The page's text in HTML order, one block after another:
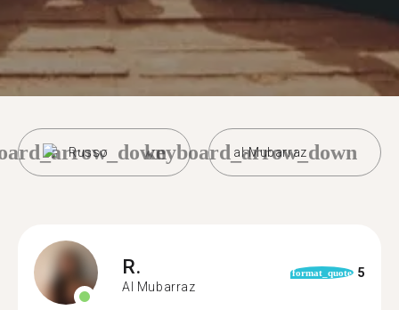
Russo al-Mubarraz
keyboard_arrow_down
R.
Al Mubarraz
format_quote 5